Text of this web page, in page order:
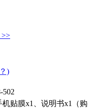
)
贴膜x1、说明书x1（